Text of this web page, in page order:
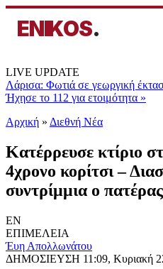
ENIKOS.
LIVE UPDATE
Λάρισα: Φωτιά σε γεωργική
Ήχησε το 112 για ετοιμότητα »
Αρχική » Διεθνή Νέα
Κατέρρευσε κτίριο
4χρονο κορίτσι –
συντρίμμια ο
EN
ΕΠΙΜΕΛΕΙΑ
Έυη Απολλωνάτου
ΔΗΜΟΣΙΕΥΣΗ 11:09, Κυριακή